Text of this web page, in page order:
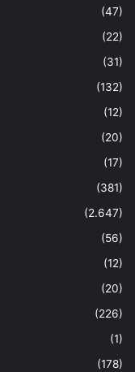
(47)
(22)
(31)
(132)
(12)
(20)
(17)
(381)
(2.647)
(56)
(12)
(20)
(226)
(1)
(178)